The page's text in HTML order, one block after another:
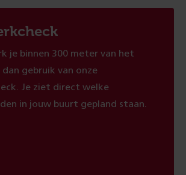
je binnen 300 meter van het
dan gebruik van onze
Je ziet direct welke
in jouw buurt gepland staan.